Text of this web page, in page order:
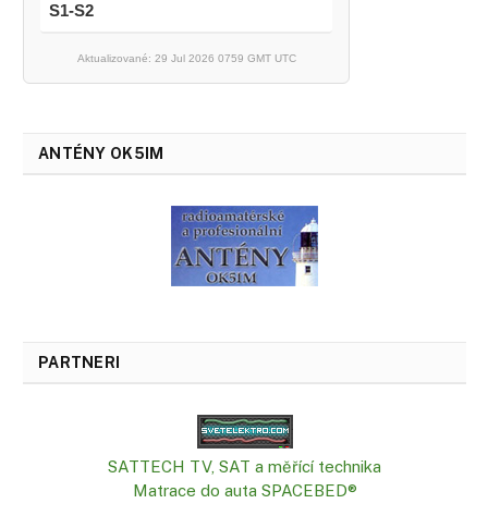
S1-S2
Aktualizované: 29 Jul 2026 0759 GMT UTC
ANTÉNY OK5IM
PARTNERI
SATTECH TV, SAT a měřící technika
Matrace do auta SPACEBED®